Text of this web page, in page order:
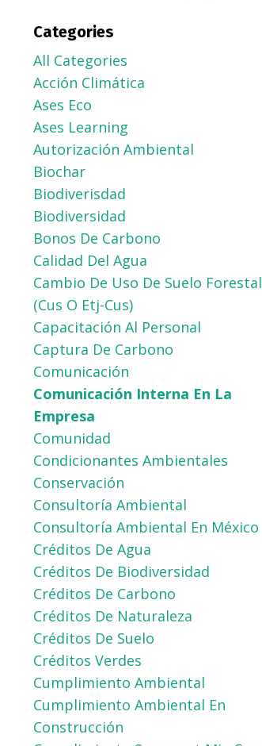
Categories
All Categories
Acción Climática
Ases Eco
Ases Learning
Autorización Ambiental
Biochar
Biodiverisdad
Biodiversidad
Bonos De Carbono
Calidad Del Agua
Cambio De Uso De Suelo Forestal
(cus O Etj-Cus)
Capacitación Al Personal
Captura De Carbono
Comunicación
Comunicación Interna En La
Empresa
Comunidad
Condicionantes Ambientales
Conservación
Consultoría Ambiental
Consultoría Ambiental En México
Créditos De Agua
Créditos De Biodiversidad
Créditos De Carbono
Créditos De Naturaleza
Créditos De Suelo
Créditos Verdes
Cumplimiento Ambiental
Cumplimiento Ambiental En
Construcción